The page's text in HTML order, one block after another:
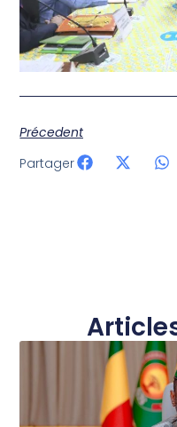
Précedent
Partager